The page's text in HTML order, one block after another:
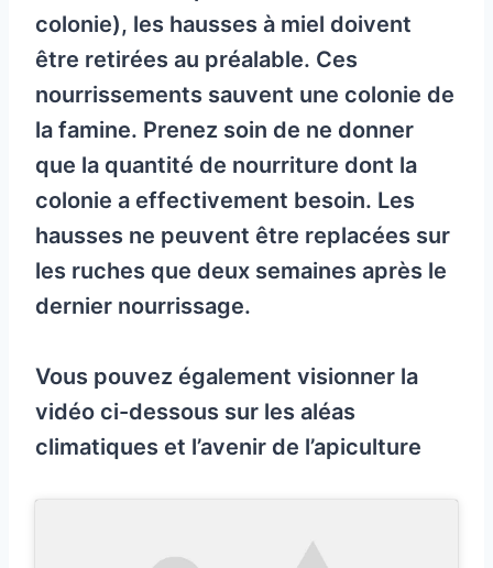
colonie), les hausses à miel doivent
être retirées au préalable. Ces
nourrissements sauvent une colonie de
la famine. Prenez soin de ne donner
que la quantité de nourriture dont la
colonie a effectivement besoin. Les
hausses ne peuvent être replacées sur
les ruches que deux semaines après le
dernier nourrissage.
Vous pouvez également visionner la
vidéo ci-dessous sur les aléas
climatiques et l’avenir de l’apiculture